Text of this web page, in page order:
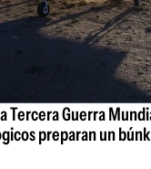
Tercera Guerra
preparan un